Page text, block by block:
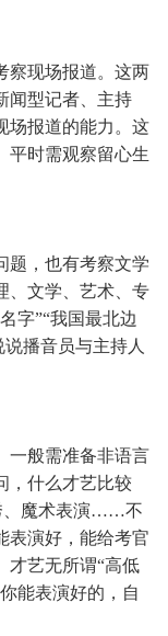
察现场报道。这两
闻型记者、主持
场报道的能力。这
平时需观察留心生
题，也有考察文学
、文学、艺术、专
字”“我国最北边
播音员与主持人
一般需准备非语言
，什么才艺比较
、魔术表演……不
表演好，能给考官
才艺无所谓“高低
能表演好的，自